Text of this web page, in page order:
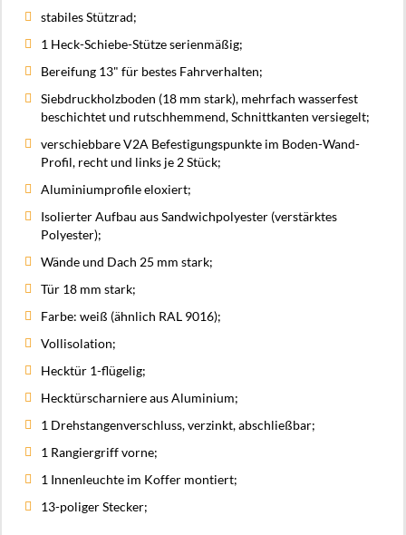
stabiles Stützrad;
1 Heck-Schiebe-Stütze serienmäßig;
Bereifung 13" für bestes Fahrverhalten;
Siebdruckholzboden (18 mm stark), mehrfach wasserfest
beschichtet und rutschhemmend, Schnittkanten versiegelt;
verschiebbare V2A Befestigungspunkte im Boden-Wand-
Profil, recht und links je 2 Stück;
Aluminiumprofile eloxiert;
Isolierter Aufbau aus Sandwichpolyester (verstärktes
Polyester);
Wände und Dach 25 mm stark;
Tür 18 mm stark;
Farbe: weiß (ähnlich RAL 9016);
Vollisolation;
Hecktür 1-flügelig;
Hecktürscharniere aus Aluminium;
1 Drehstangenverschluss, verzinkt, abschließbar;
1 Rangiergriff vorne;
1 Innenleuchte im Koffer montiert;
13-poliger Stecker;